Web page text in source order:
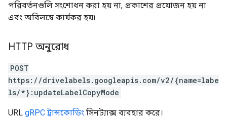
পরিবর্তনগুলি সংশোধন করা হয় না, প্রকাশের প্রয়োজন হয় না
এবং অবিলম্বে কার্যকর হয়৷
HTTP অনুরোধ
POST
https://drivelabels.googleapis.com/v2/{name=labe
ls/*}:updateLabelCopyMode
URL gRPC ট্রান্সকোডিং সিনট্যাক্স ব্যবহার করে।